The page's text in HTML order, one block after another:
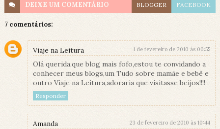
DEIXE UM COMENTÁRIO BLOGGER FACEBOOK
7 comentários:
Viaje na Leitura 1 de fevereiro de 2010 às 00:55
Olá querida,que blog mais fofo,estou te convidando a
conhecer meus blogs,um Tudo sobre mamãe e bebê e
outro Viaje na Leitura,adoraria que visitasse beijos!!!!
Responder
Amanda 23 de fevereiro de 2010 às 10:44